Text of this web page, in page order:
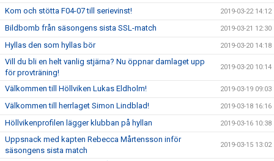
Kom och stötta F04-07 till serievinst! 2019-03-22 14:12
Bildbomb från säsongens sista SSL-match 2019-03-21 12:30
Hyllas den som hyllas bör 2019-03-20 14:18
Vill du bli en helt vanlig stjärna? Nu öppnar damlaget upp
för provträning!
2019-03-20 10:14
Välkommen till Höllviken Lukas Eldholm! 2019-03-19 09:03
Välkommen till herrlaget Simon Lindblad! 2019-03-18 16:16
Höllvikenprofilen lägger klubban på hyllan 2019-03-16 10:38
Uppsnack med kapten Rebecca Mårtensson inför
säsongens sista match
2019-03-15 13:02